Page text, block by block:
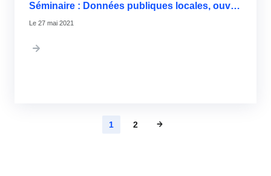
Séminaire : Données publiques locales, ouvrons le jeu !
27 mai 2021
Page
1 Page
2